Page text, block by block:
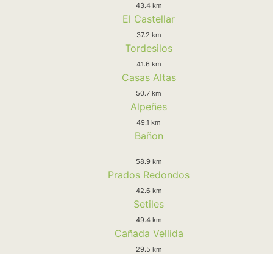
43.4 km
El Castellar
37.2 km
Tordesilos
41.6 km
Casas Altas
50.7 km
Alpeñes
49.1 km
Bañon
58.9 km
Prados Redondos
42.6 km
Setiles
49.4 km
Cañada Vellida
29.5 km